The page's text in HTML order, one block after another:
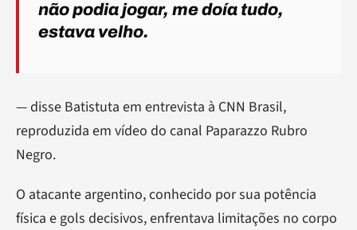
não podia jogar, me doía tudo,
estava velho.
— disse Batistuta em entrevista à CNN Brasil,
reproduzida em vídeo do canal Paparazzo Rubro
Negro.
O atacante argentino, conhecido por sua potência
física e gols decisivos, enfrentava limitações no corpo